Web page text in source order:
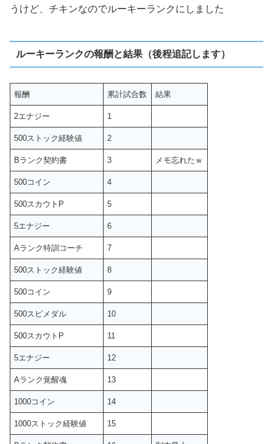
うけど、チキンなのでルーキーランクにしました
ルーキーランクの報酬と結果（後程追記します）
報酬 累計試合数 結果
2エナジー 1
500ストック経験値 2
Bランク契約書 3 メモ忘れたｗ
500コイン 4
500スカウトP 5
5エナジー 6
Aランク特訓コーチ 7
500ストック経験値 8
500コイン 9
500スピメダル 10
500スカウトP 11
5エナジー 12
Aランク覚醒魂 13
1000コイン 14
1000ストック経験値 15